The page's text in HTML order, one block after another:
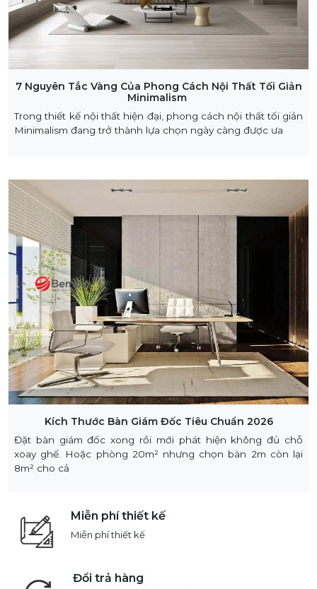
7 Nguyên Tắc Vàng Của Phong Cách Nội Thất Tối Giản
Minimalism
Trong thiết kế nội thất hiện đại, phong cách nội thất tối giản
Minimalism đang trở thành lựa chọn ngày càng được ưa
Kích Thước Bàn Giám Đốc Tiêu Chuẩn 2026
Đặt bàn giám đốc xong rồi mới phát hiện không đủ chỗ
xoay ghế. Hoặc phòng 20m² nhưng chọn bàn 2m còn lại
8m² cho cả
Miễn phí thiết kế
Miễn phí thiết kế
Đổi trả hàng